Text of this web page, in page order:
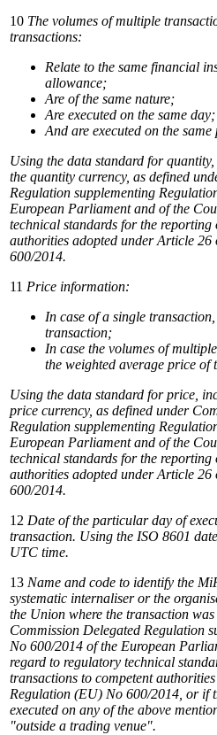
10 The volumes of multiple
transactions:
Relate to the same financial
allowance;
Are of the same nature;
Are executed on the same day;
And are executed on the same
Using the data standard for
the quantity currency, as defined
Regulation supplementing
European Parliament and of the
technical standards for the reporting
authorities adopted under Article
600/2014.
11 Price information:
In case of a single transaction,
transaction;
In case the volumes of multiple
the weighted average price of
Using the data standard for price,
price currency, as defined under
Regulation supplementing
European Parliament and of the
technical standards for the reporting
authorities adopted under Article
600/2014.
12 Date of the particular day of
transaction. Using the ISO 8601 date
UTC time.
13 Name and code to identify the
systematic internaliser or the
the Union where the transaction was
Commission Delegated Regulation
No 600/2014 of the European
regard to regulatory technical
transactions to competent authorities
Regulation (EU) No 600/2014, or if
executed on any of the above
"outside a trading venue".